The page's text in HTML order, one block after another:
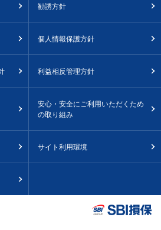
勧誘方針
個人情報保護方針
利益相反管理方針
安心・安全にご利用いただくため
の取り組み
サイト利用環境